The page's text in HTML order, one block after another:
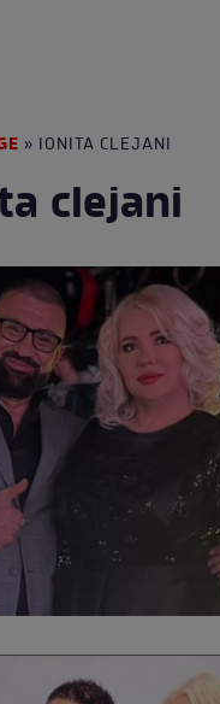
» IONITA CLEJANI
clejani